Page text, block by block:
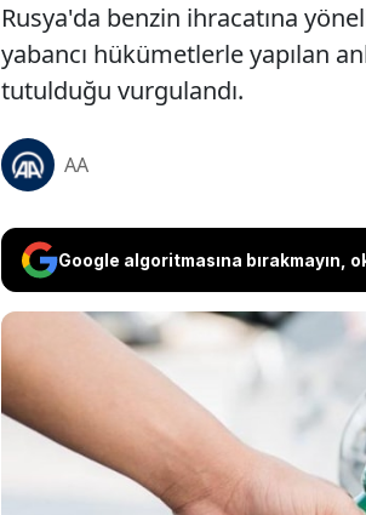
Rusya'da benzin ihracatına
yabancı hükümetlerle yapılan
tutulduğu vurgulandı.
AA
Google algoritmasına bırakmayın,
Rusya'da